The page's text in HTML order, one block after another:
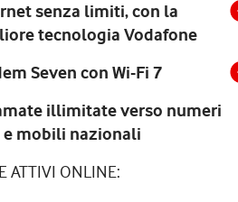
senza limiti, con la
tecnologia Vodafone
Seven con Wi-Fi 7
illimitate verso numeri
e mobili nazionali
ATTIVI ONLINE: